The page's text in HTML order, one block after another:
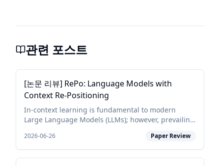
관련 포스트
[논문 리뷰] RePo: Language Models with
Context Re-Positioning
In-context learning is fundamental to modern
Large Language Models (LLMs); however, prevailing
structure by assigning linear or constant positional
in...
2026-06-26 Paper Review